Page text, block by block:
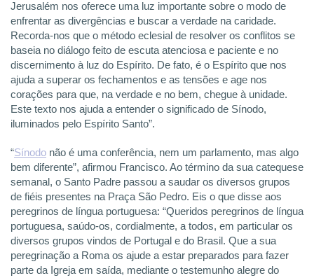
Jerusalém nos oferece uma luz importante sobre o modo de
enfrentar as divergências e buscar a verdade na caridade.
Recorda-nos que o método eclesial de resolver os conflitos se
baseia no diálogo feito de escuta atenciosa e paciente e no
discernimento à luz do Espírito. De fato, é o Espírito que nos
ajuda a superar os fechamentos e as tensões e age nos
corações para que, na verdade e no bem, chegue à unidade.
Este texto nos ajuda a entender o significado de Sínodo,
iluminados pelo Espírito Santo”.
“Sínodo não é uma conferência, nem um parlamento, mas algo
bem diferente”, afirmou Francisco. Ao término da sua catequese
semanal, o Santo Padre passou a saudar os diversos grupos
de fiéis presentes na Praça São Pedro. Eis o que disse aos
peregrinos de língua portuguesa: “Queridos peregrinos de língua
portuguesa, saúdo-os, cordialmente, a todos, em particular os
diversos grupos vindos de Portugal e do Brasil. Que a sua
peregrinação a Roma os ajude a estar preparados para fazer
parte da Igreja em saída, mediante o testemunho alegre do